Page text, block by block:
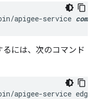
apigee-service
るには、次のコマンド
apigee-service